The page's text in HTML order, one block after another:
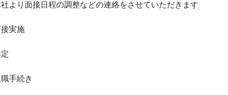
社より面接日程の調整などの連絡をさせていただきます
接実施
手続き